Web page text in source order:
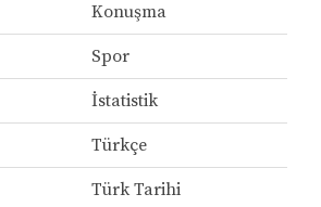
Konuşma
Spor
İstatistik
Türkçe
Türk Tarihi